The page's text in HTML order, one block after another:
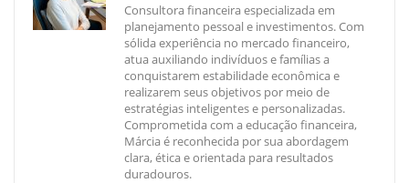
Consultora financeira especializada em
planejamento pessoal e investimentos. Com
sólida experiência no mercado financeiro,
atua auxiliando indivíduos e famílias a
conquistarem estabilidade econômica e
realizarem seus objetivos por meio de
estratégias inteligentes e personalizadas.
Comprometida com a educação financeira,
Márcia é reconhecida por sua abordagem
clara, ética e orientada para resultados
duradouros.